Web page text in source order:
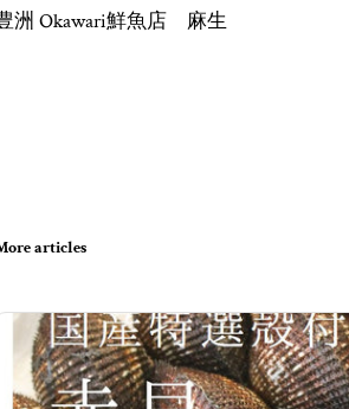
洲 Okawari鮮魚店 麻生
articles